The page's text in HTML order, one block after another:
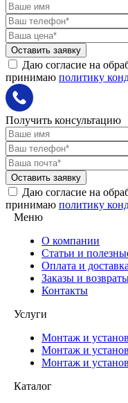
Оставить заявку
Даю согласие на
принимаю политику
Получить консультацию
Оставить заявку
Даю согласие на
принимаю политику
Меню
О компании
Статьи и
Оплата и
Заказы и
Контакты
Услуги
Монтаж и
Монтаж и
Монтаж и
Каталог